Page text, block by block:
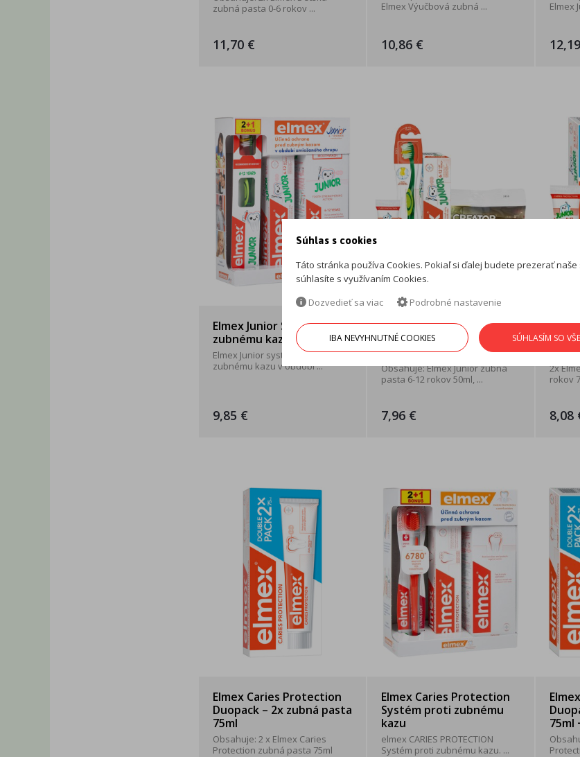
zubná pasta 0-6 rokov ...
11,70 €
Elmex Výučbová zubná ...
10,86 €
Elmex
Elmex Junior Systém proti
zubnému kazu 6-12 rokov
Elmex Junior systém proti
zubnému kazu v období ...
9,85 €
Elmex Junior balíček –
zubná pasta 50ml, zubná
kefka + zubná ...
Obsahuje: Elmex Junior zubná
pasta 6-12 rokov 50ml, ...
7,96 €
2x75
2x
rokov
8,08
Elmex Caries Protection
Duopack – 2x zubná pasta
75ml
Obsahuje: 2 x Elmex Caries
Protection zubná pasta 75ml
Elmex Caries Protection
Systém proti zubnému
kazu
elmex CARIES PROTECTION
Systém proti zubnému kazu. ...
75ml
Súhlas s cookies
Táto stránka používa Cookies. Pokiaľ si ďalej budete prezerať naše
súhlasíte s využívaním Cookies.
Dozvedieť sa viac
Podrobné nastavenie
IBA NEVYHNUTNÉ COOKIES SÚHLASÍM SO